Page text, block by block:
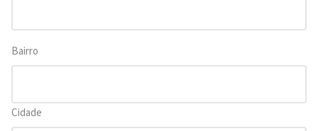
Bairro
Cidade